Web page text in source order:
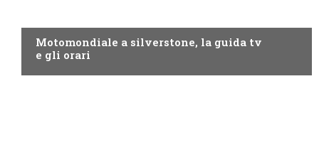
Motomondiale a silverstone, la guida tv
e gli orari